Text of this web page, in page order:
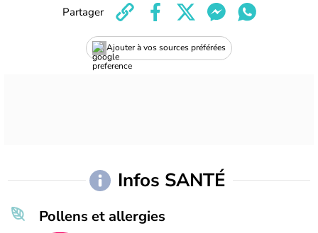
Ajouter à vos sources préférées
Partager
Infos SANTÉ
Pollens et allergies